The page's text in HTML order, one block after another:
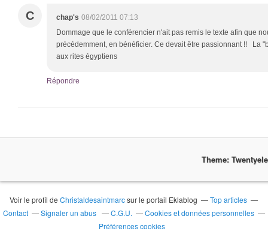
C chap's 08/02/2011 07:13
Dommage que le conférencier n'ait pas remis le texte afin que
précédemment, en bénéficier. Ce devait être passionnant !! La
aux rites égyptiens
Répondre
Theme:
Voir le profil deChristaldesaintmarcsur le portail Eklablog
Top articles
Contact
Signaler un abus C.G.U.
Cookies et données personnelles
Préférences cookies